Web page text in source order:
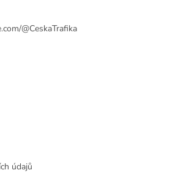
@CeskaTrafika
údajů